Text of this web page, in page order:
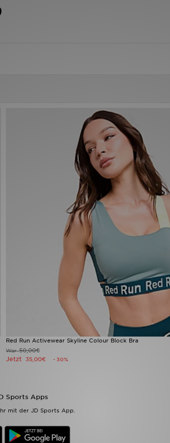
Red Run Activewear Skyline Colour Block Bra
War50,00€
Jetzt 35,00€ - 30%
Sports Apps
mit der JD Sports App.